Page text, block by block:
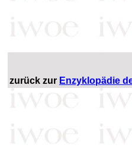
zurück zur Enzyklopädie